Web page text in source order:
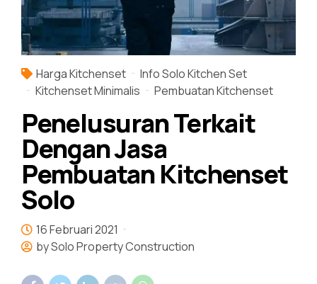
Harga Kitchenset
Info Solo Kitchen Set
Kitchenset Minimalis
Pembuatan Kitchenset
Penelusuran Terkait
Dengan Jasa
Pembuatan Kitchenset
Solo
16 Februari 2021
by Solo Property Construction